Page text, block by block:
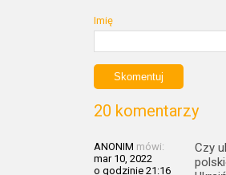
Imię
20 komentarzy
ANONIM mówi:
mar 10, 2022
o godzinie 21:16
Czy